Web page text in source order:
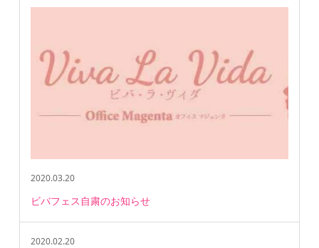
2020.03.20
ビバフェス自粛のお知らせ
2020.02.20